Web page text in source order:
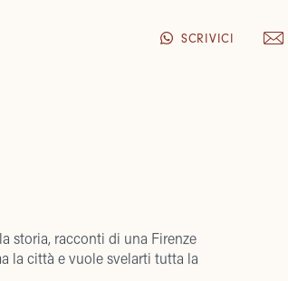
SCRIVICI
storia, racconti di una Firenze
la città e vuole svelarti tutta la